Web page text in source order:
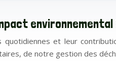
environnemental
et leur
de notre gestion des